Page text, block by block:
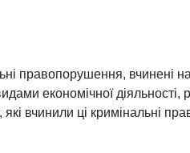
правопорушення, вчинені
економічної діяльності,
які вчинили ці кримінальні